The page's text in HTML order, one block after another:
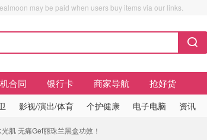
may be paid when users buy items via our links.
合同 银行卡 商家导航 抢好货
影视/演出/体育 个护健康 电子电脑 资讯
肌 无痛Get丽珠兰黑盒功效！